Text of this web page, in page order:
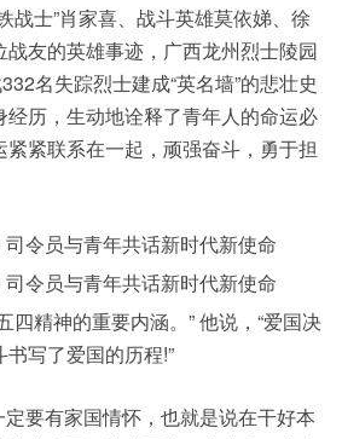
战士”肖家喜、战斗英雄莫依娣、徐
战友的英雄事迹，广西龙州烈士陵园
名失踪烈士建成“英名墙”的悲壮史
历，生动地诠释了青年人的命运必
紧联系在一起，顽强奋斗，勇于担
精神的重要内涵。” 他说，“爱国决
写了爱国的历程!”
要有家国情怀，也就是说在干好本